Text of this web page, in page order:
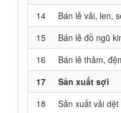
14
Bán lẻ vải, len,
15
Bán lẻ đồ ngũ
16
Bán lẻ thảm,
17
Sản xuất sợi
18
Sản xuất vải dệt